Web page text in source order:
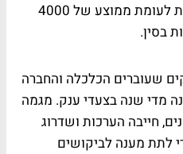
10,000 ליטר לפרה בשנה, זאת לעומת ממוצע של 4000
בסין.
שעוברים הכלכלה והחברה
מדי שנה בצעדי ענק. מגמה
חייבה הערכות ושדרוג
לתת מענה לביקושים